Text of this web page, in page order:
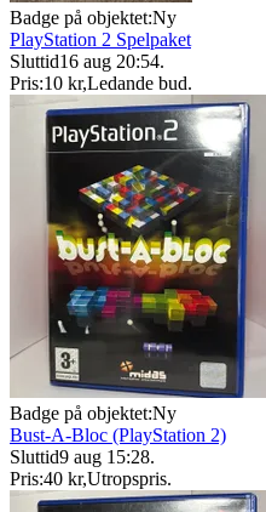
Badge på objektet:Ny
PlayStation 2 Spelpaket
Sluttid16 aug 20:54.
Pris:10 kr,Ledande bud.
Badge på objektet:Ny
Bust-A-Bloc (PlayStation 2)
Sluttid9 aug 15:28.
Pris:40 kr,Utropspris.